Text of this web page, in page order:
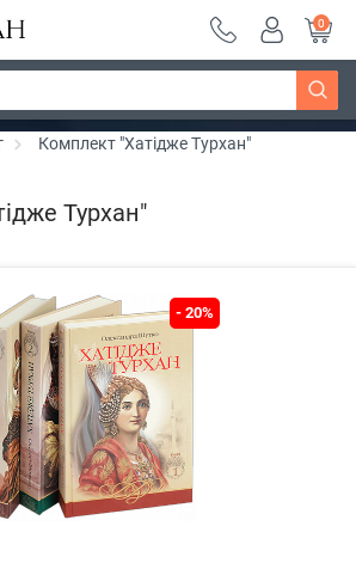
200 грн ~ 250 грн ~
Дізнатись більше
0
Комплект "Хатідже Турхан"
Турхан"
- 20%